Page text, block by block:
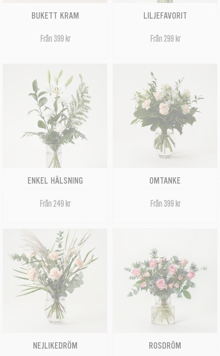
BUKETT KRAM
Från 399 kr
LILJEFAVORIT
Från 299 kr
ENKEL HÄLSNING
Från 249 kr
OMTANKE
Från 399 kr
NEJLIKEDRÖM ROSDRÖM